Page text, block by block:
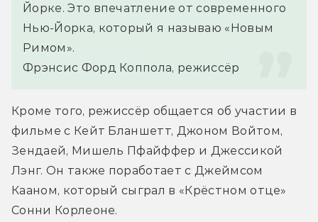
Йорке. Это впечатление от современного
Нью-Йорка, который я называю «Новым
Римом».
Фрэнсис Форд Коппола, режиссёр
Кроме того, режиссёр общается об участии в
фильме с Кейт Бланшетт, Джоном Войтом,
Зендаей, Мишель Пфайффер и Джессикой
Лэнг. Он также поработает с Джеймсом
Кааном, который сыграл в «Крёстном отце»
Сонни Корлеоне.